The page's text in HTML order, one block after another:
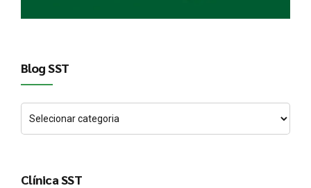
Blog SST
Clínica SST